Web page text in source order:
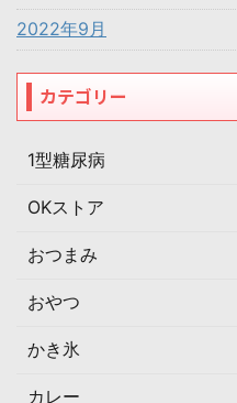
2022年9月
カテゴリー
1型糖尿病
OKストア
おつまみ
おやつ
かき氷
カレー